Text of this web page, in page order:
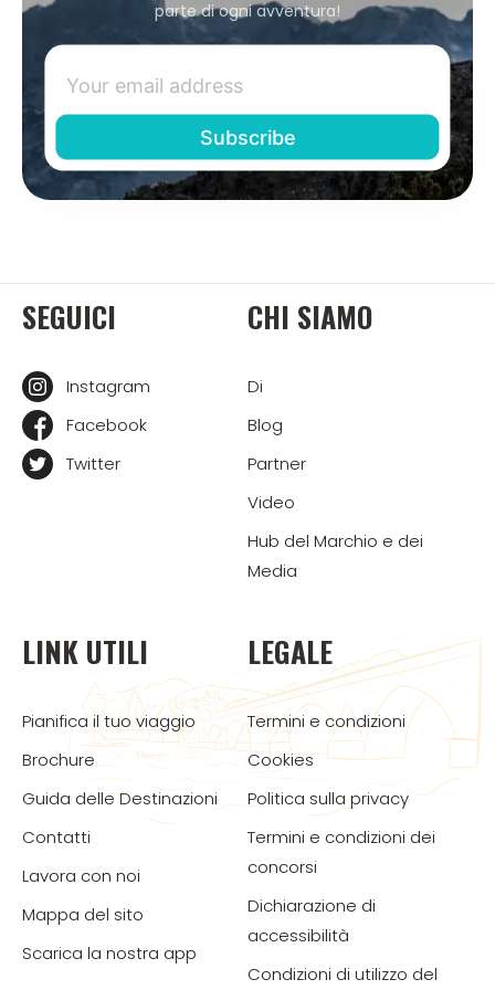
parte di ogni avventura!
SEGUICI
Instagram
Facebook
Twitter
CHI SIAMO
Di
Blog
Partner
Video
Hub del Marchio e dei
Media
LINK UTILI
Pianifica il tuo viaggio
Brochure
Guida delle Destinazioni
Contatti
Lavora con noi
Mappa del sito
Scarica la nostra app
LEGALE
Termini e condizioni
Cookies
Politica sulla privacy
Termini e condizioni dei
concorsi
Dichiarazione di
accessibilità
Condizioni di utilizzo del